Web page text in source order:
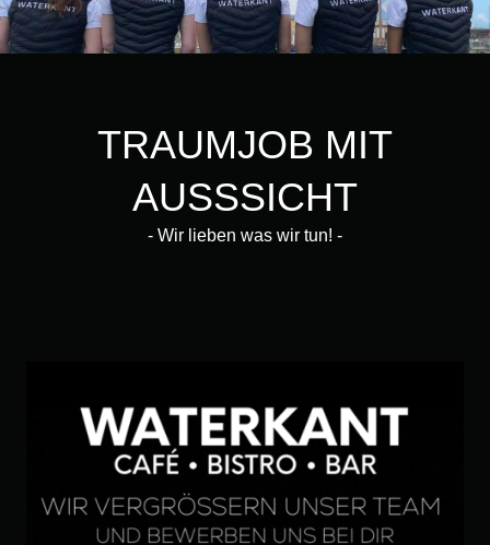
TRAUMJOB MIT
AUSSSICHT
- Wir lieben was wir tun! -